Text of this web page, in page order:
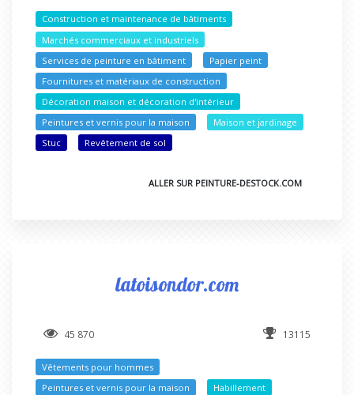
Construction et maintenance de bâtiments
Marchés commerciaux et industriels
Services de peinture en bâtiment
Papier peint
Fournitures et matériaux de construction
Décoration maison et décoration d'intérieur
Peintures et vernis pour la maison
Maison et jardinage
Stuc
Revêtement de sol
ALLER SUR PEINTURE-DESTOCK.COM
latoisondor.com
45 870 13115
Vêtements pour hommes
Peintures et vernis pour la maison
Habillement